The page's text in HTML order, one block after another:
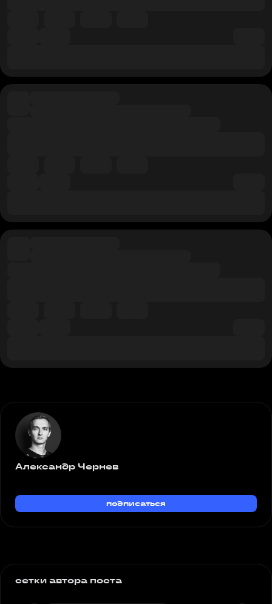
Александр Чернев
подписаться
сетки автора поста